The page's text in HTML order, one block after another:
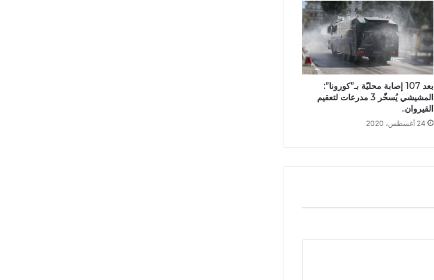
بعد 107 إصابة محليّة بـ”كورونا”:
المشيشي يُسخّر 3 مدرعات لتعقيم
القيروان..
24 أغسطس، 2020